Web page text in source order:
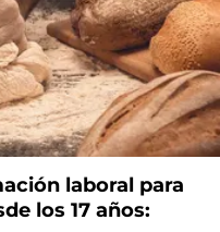
laboral para
los 17 años: